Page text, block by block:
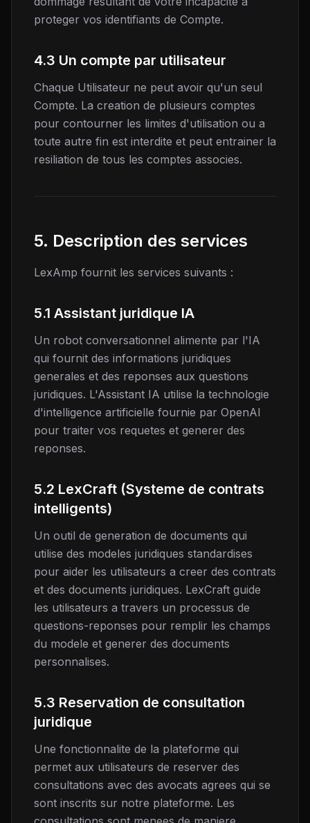
proteger vos identifiants de Compte.
4.3 Un compte par utilisateur
Chaque Utilisateur ne peut avoir qu'un seul
Compte. La creation de plusieurs comptes
pour contourner les limites d'utilisation ou a
toute autre fin est interdite et peut entrainer la
resiliation de tous les comptes associes.
5. Description des services
LexAmp fournit les services suivants :
5.1 Assistant juridique IA
Un robot conversationnel alimente par l'IA
qui fournit des informations juridiques
generales et des reponses aux questions
juridiques. L'Assistant IA utilise la technologie
d'intelligence artificielle fournie par OpenAI
pour traiter vos requetes et generer des
reponses.
5.2 LexCraft (Systeme de contrats
intelligents)
Un outil de generation de documents qui
utilise des modeles juridiques standardises
pour aider les utilisateurs a creer des contrats
et des documents juridiques. LexCraft guide
les utilisateurs a travers un processus de
questions-reponses pour remplir les champs
du modele et generer des documents
personnalises.
5.3 Reservation de consultation
juridique
Une fonctionnalite de la plateforme qui
permet aux utilisateurs de reserver des
consultations avec des avocats agrees qui se
sont inscrits sur notre plateforme. Les